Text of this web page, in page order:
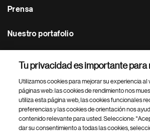
Prensa
Nuestro portafolio
Footer Site Search
Tu privacidad es importante para
Utilizamos cookies para mejorar su experiencia al
páginas web: las cookies de rendimiento nos
utiliza esta página web, las cookies funcionales
preferencias y las cookies de orientación nos
contenido relevante para usted. Seleccione:
dar su consentimiento a todas las cookies,